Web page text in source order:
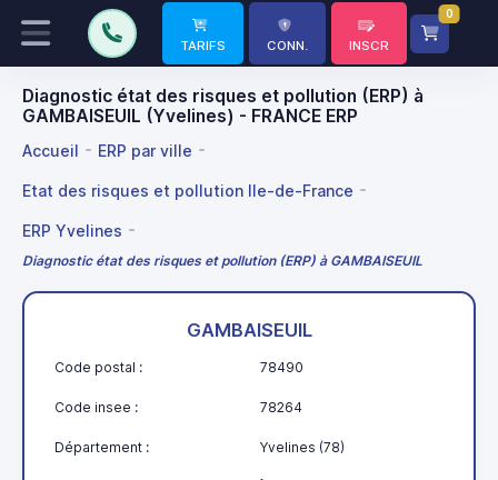
TARIFS CONN. INSCR
0
Diagnostic état des risques et pollution (ERP) à
GAMBAISEUIL (Yvelines) - FRANCE ERP
Accueil ERP par ville
Etat des risques et pollution Ile-de-France
ERP Yvelines
Diagnostic état des risques et pollution (ERP) à GAMBAISEUIL
GAMBAISEUIL
Code postal : 78490
Code insee : 78264
Département : Yvelines (78)